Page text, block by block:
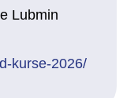
Lubmin
kurse-2026/